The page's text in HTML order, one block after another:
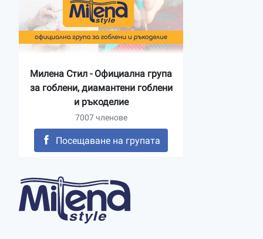
Милена Стил - Официална група
за гоблени, диамантени гоблени
и ръкоделие
7007 членове
Посещаване на групата